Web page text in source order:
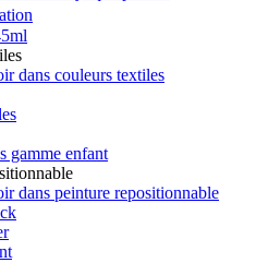
dans couleurs textiles
gamme enfant
dans peinture repositionnable